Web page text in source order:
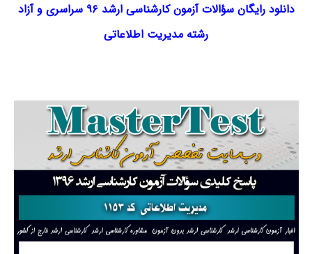
دانلود رایگان سؤالات آزمون کارشناسی ارشد ۹۶ سراسری و آزاد
رشته مدیریت اطلاعاتی